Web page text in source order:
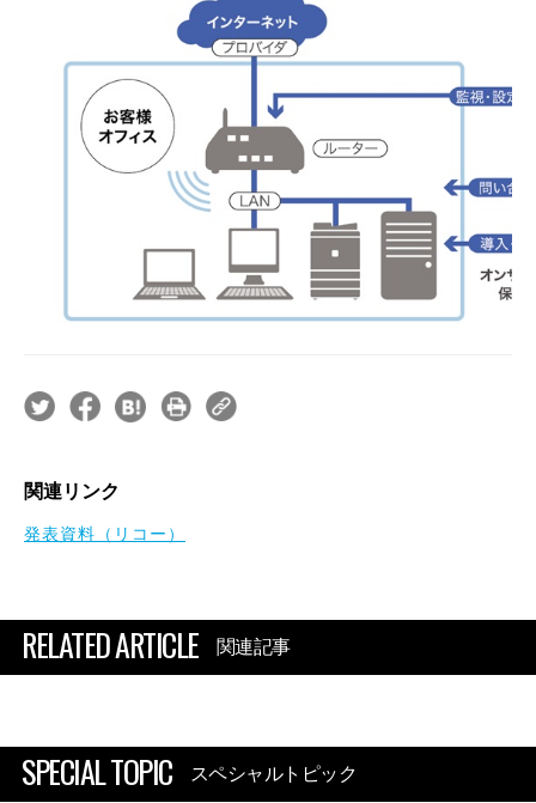
関連リンク
発表資料（リコー）
RELATED ARTICLE 関連記事
SPECIAL TOPIC スペシャルトピック